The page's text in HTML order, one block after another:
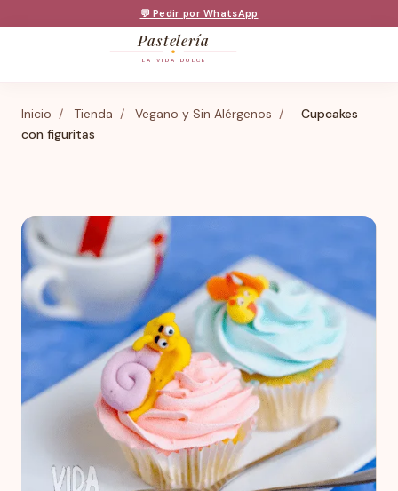
💬 Pedir por WhatsApp
Pastelería
LA VIDA DULCE
Inicio / Tienda / Vegano y Sin Alérgenos /
Cupcakes
con figuritas